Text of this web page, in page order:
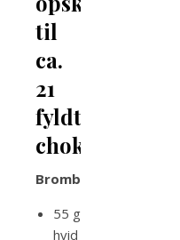
til
ca.
21
fyldte
chokolader
Brombærganache:
55 g
hvid